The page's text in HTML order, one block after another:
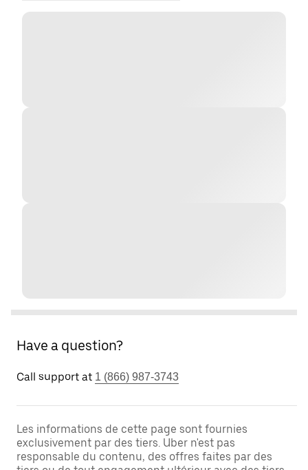
Have a question?
Call support at 1 (866) 987-3743
Les informations de cette page sont fournies
exclusivement par des tiers. Uber n'est pas
responsable du contenu, des offres faites par des